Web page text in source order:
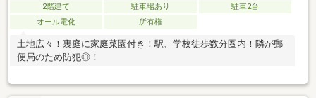
2階建て 駐車場あり
駐車2台
オール電化
所有権
土地広々！裏庭に家庭菜園付き！駅、学校徒歩数分圏内！隣が郵
便局のため防犯◎！